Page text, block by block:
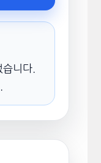
니다.